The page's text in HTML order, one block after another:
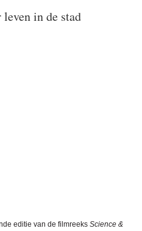
in de stad
editie van de filmreeks Science &